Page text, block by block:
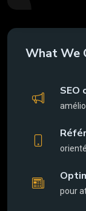
What We
SEO
pour